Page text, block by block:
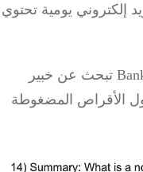
إلكتروني يومية تحتوي
89) تبحث عن خبير
الأقراص المضغوطة